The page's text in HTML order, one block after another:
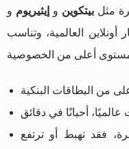
مثلبيتكوين و إيثيريوم
العالمية، وتناسب
فقد تهبط أو ترتفع